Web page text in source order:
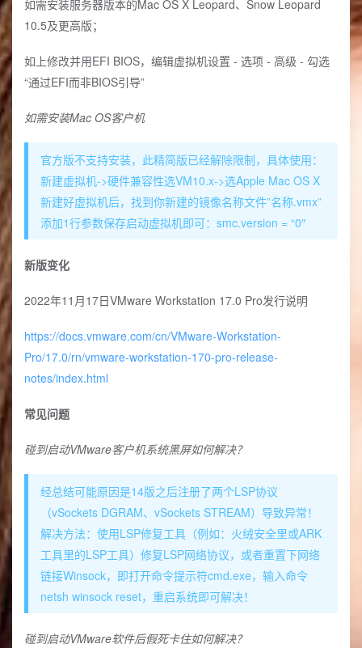
如需安装服务器版本的Mac OS X Leopard、Snow Leopard
10.5及更高版；
如上修改并用EFI BIOS，编辑虚拟机设置 - 选项 - 高级 - 勾选
“通过EFI而非BIOS引导”
如需安装Mac OS客户机
官方版不支持安装，此精简版已经解除限制，具体使用：
新建虚拟机->硬件兼容性选VM10.x->选Apple Mac OS X
新建好虚拟机后，找到你新建的镜像名称文件”名称.vmx”
添加1行参数保存启动虚拟机即可：smc.version = “0″
新版变化
2022年11月17日VMware Workstation 17.0 Pro发行说明
https://docs.vmware.com/cn/VMware-Workstation-
Pro/17.0/rn/vmware-workstation-170-pro-release-
notes/index.html
常见问题
碰到启动VMware客户机系统黑屏如何解决？
经总结可能原因是14版之后注册了两个LSP协议
（vSockets DGRAM、vSockets STREAM）导致异常！
解决方法：使用LSP修复工具（例如：火绒安全里或ARK
工具里的LSP工具）修复LSP网络协议，或者重置下网络
链接Winsock，即打开命令提示符cmd.exe，输入命令
netsh winsock reset，重启系统即可解决！
碰到启动VMware软件后假死卡住如何解决？